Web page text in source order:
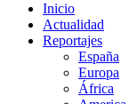
Inicio
Actualidad
Reportajes
España
Europa
África